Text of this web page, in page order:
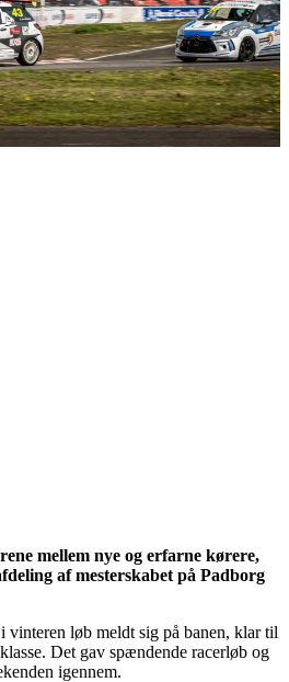
mellem nye og erfarne kørere,
af mesterskabet på Padborg
vinteren løb meldt sig på banen, klar til
Det gav spændende racerløb og
igennem.